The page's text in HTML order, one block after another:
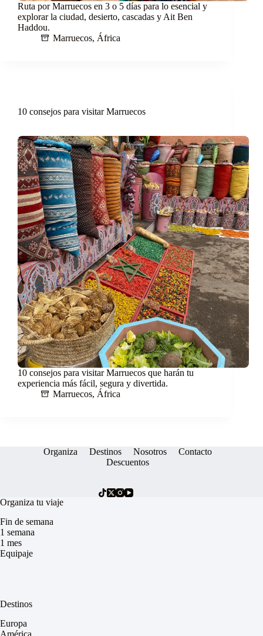
Ruta por Marruecos en 3 o 5 días para lo esencial y
explorar la ciudad, desierto, cascadas y Ait Ben
Haddou.
Marruecos, África
10 consejos para visitar Marruecos
10 consejos para visitar Marruecos que harán tu
experiencia más fácil, segura y divertida.
Marruecos, África
Organiza Destinos Nosotros
Contacto
Descuentos
Organiza tu viaje
Fin de semana
1 semana
1 mes
Equipaje
Destinos
Europa
América